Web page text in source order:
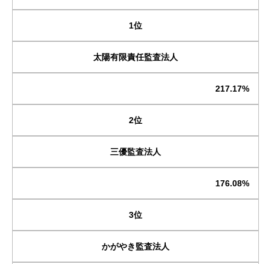
1位
太陽有限責任監査法人
217.17%
2位
三優監査法人
176.08%
3位
かがやき監査法人